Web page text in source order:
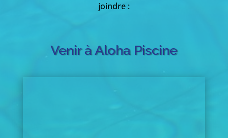
joindre :
Venir à Aloha Piscine